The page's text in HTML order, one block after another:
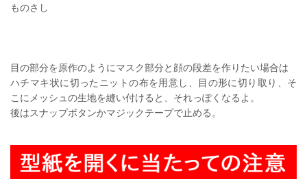
ものさし
目の部分を原作のようにマスク部分と顔の段差を作りたい場合は
ハチマキ状に切ったニットの布を用意し、目の形に切り取り、そ
こにメッシュの生地を縫い付けると、それっぽくなるよ。
後はスナップボタンかマジックテープで止める。